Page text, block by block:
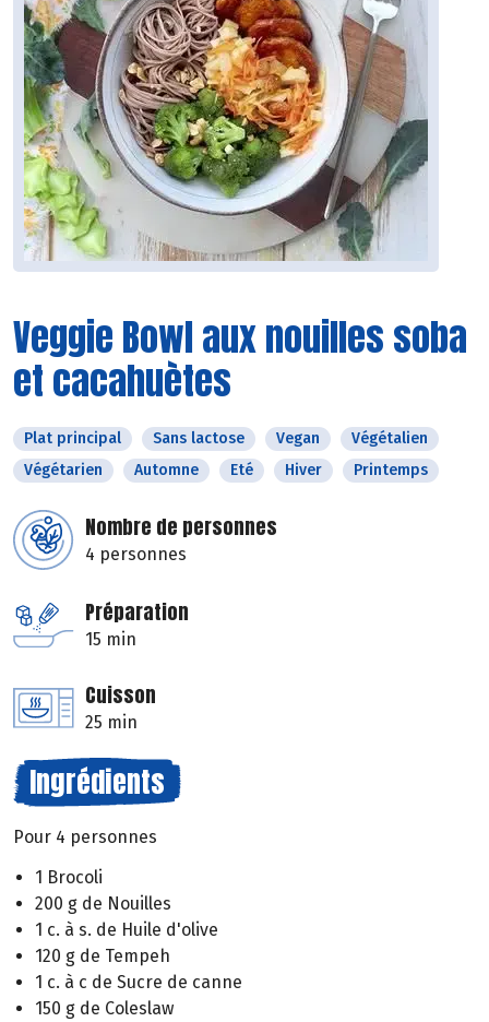
Veggie Bowl aux nouilles soba
et cacahuètes
Plat principal Sans lactose Vegan
Végétalien
Végétarien
Automne Eté Hiver Printemps
Nombre de personnes
4 personnes
Préparation
15 min
Cuisson
25 min
Ingrédients
Pour 4 personnes
1 Brocoli
200 g de Nouilles
1 c. à s. de Huile d'olive
120 g de Tempeh
1 c. à c de Sucre de canne
150 g de Coleslaw